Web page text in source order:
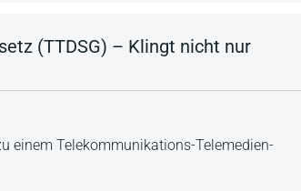
(TTDSG) – Klingt nicht nur
einem Telekommunikations-Telemedien-